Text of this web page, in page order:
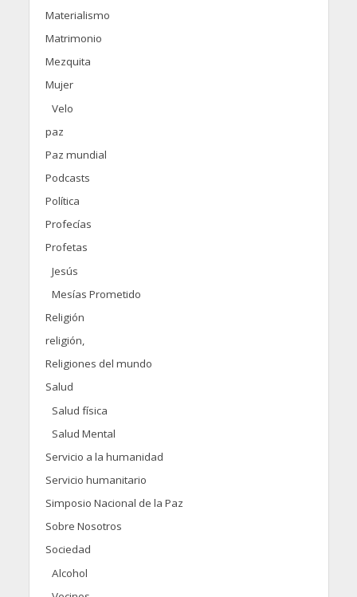
Materialismo
Matrimonio
Mezquita
Mujer
Velo
paz
Paz mundial
Podcasts
Política
Profecías
Profetas
Jesús
Mesías Prometido
Religión
religión,
Religiones del mundo
Salud
Salud física
Salud Mental
Servicio a la humanidad
Servicio humanitario
Simposio Nacional de la Paz
Sobre Nosotros
Sociedad
Alcohol